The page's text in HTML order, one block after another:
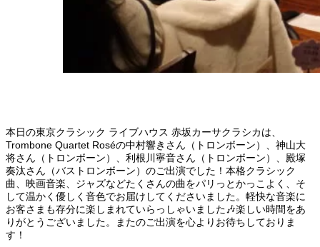
本日の東京クラシック ライブハウス 赤坂カーサクラシカは、
Trombone Quartet Roséの中村響きさん（トロンボーン）、神山大
将さん（トロンボーン）、利根川寧音さん（トロンボーン）、殿塚
奏汰さん（バストロンボーン）のご出演でした！本格クラシック
曲、映画音楽、ジャズなどたくさんの曲をパリっとかっこよく、そ
して温かく優しく音色でお届けしてくださいました。軽快な音楽に
お客さまも存分に楽しまれていらっしゃいました🎶楽しい時間をあ
りがとうございました。またのご出演を心よりお待ちしておりま
す！